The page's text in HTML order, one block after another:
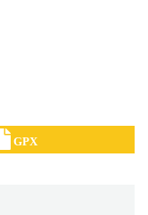
2026-09-20